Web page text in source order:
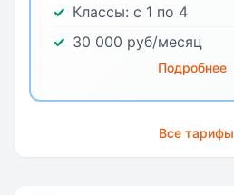
Классы: с 1 по 4
30 000 руб/месяц
Подробнее
Все тарифы